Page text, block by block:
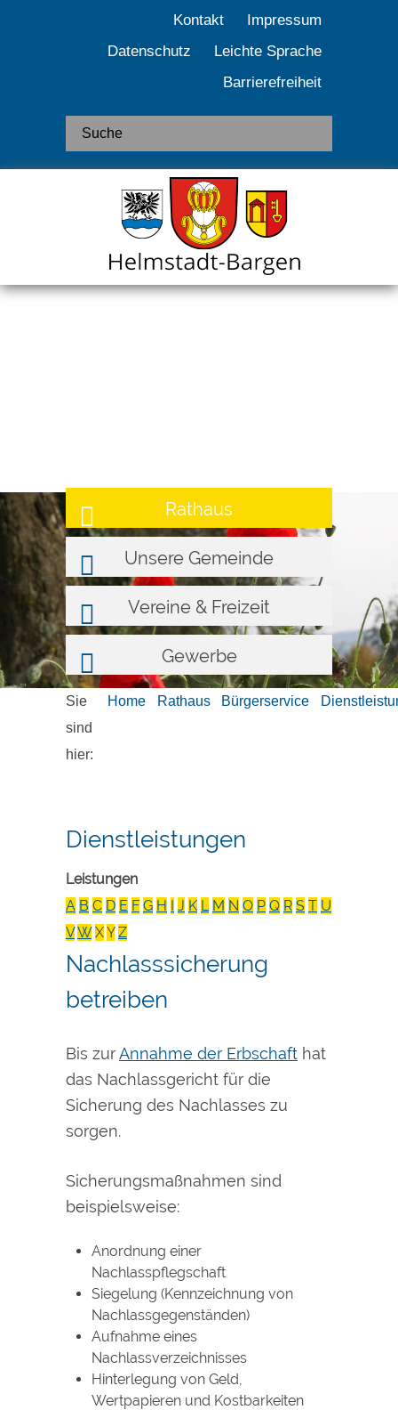
Kontakt
Impressum
Datenschutz
Leichte Sprache
Barrierefreiheit
Rathaus
Unsere Gemeinde
Vereine & Freizeit
Gewerbe
Sie
sind
hier:
Home Rathaus Bürgerservice
Dienstleistungen
Leistungen
A B C D E F G H I J K L M N O P Q R S T U
VW XY Z
Nachlasssicherung
betreiben
Bis zurAnnahme der Erbschaft hat
das Nachlassgericht für die
Sicherung des Nachlasses zu
sorgen.
Sicherungsmaßnahmen sind
beispielsweise:
Anordnung einer
Nachlasspflegschaft
Siegelung (Kennzeichnung von
Nachlassgegenständen)
Aufnahme eines
Nachlassverzeichnisses
Hinterlegung von Geld,
Wertpapieren und Kostbarkeiten